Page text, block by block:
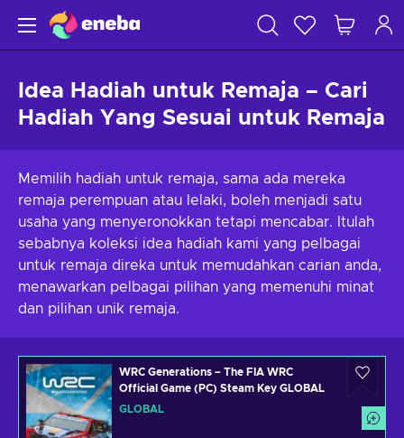
Idea Hadiah untuk Remaja – Cari
Hadiah Yang Sesuai untuk Remaja
Memilih hadiah untuk remaja, sama ada mereka
remaja perempuan atau lelaki, boleh menjadi satu
usaha yang menyeronokkan tetapi mencabar. Itulah
sebabnya koleksi idea hadiah kami yang pelbagai
untuk remaja direka untuk memudahkan carian anda,
menawarkan pelbagai pilihan yang memenuhi minat
dan pilihan unik remaja.
WRC Generations – The FIA WRC
Official Game (PC) Steam Key GLOBAL
GLOBAL